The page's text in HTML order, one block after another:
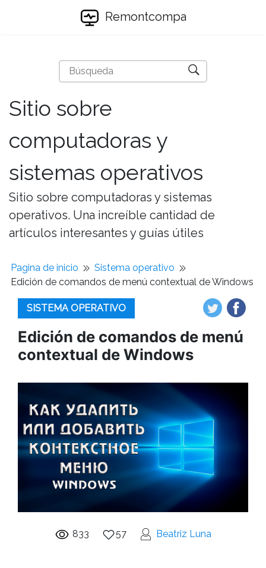
Remontcompa
Sitio sobre
computadoras y
sistemas operativos
Sitio sobre computadoras y sistemas
operativos. Una increíble cantidad de
artículos interesantes y guías útiles
Pagina de inicio
Sistema operativo
Edición de comandos de menú contextual de Windows
SISTEMA OPERATIVO
Edición de comandos de menú
contextual de Windows
833 57 Beatriz Luna